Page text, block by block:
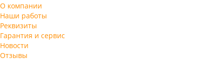
О компании
Наши работы
Реквизиты
Гарантия и сервис
Новости
Отзывы